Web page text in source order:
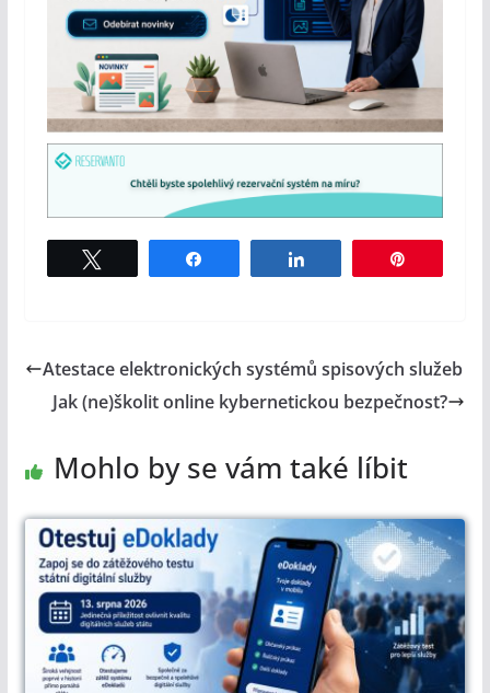
Atestace elektronických systémů spisových služeb
Jak (ne)školit online kybernetickou bezpečnost?
Mohlo by se vám také líbit